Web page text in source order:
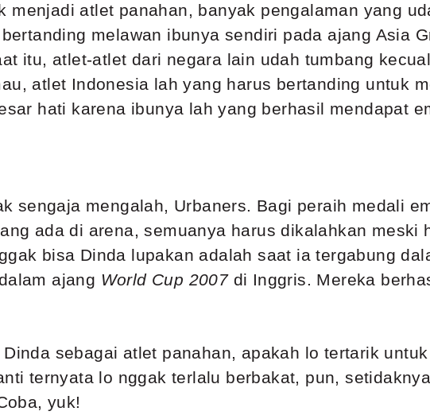
menjadi atlet panahan, banyak pengalaman yang
melawan ibunya sendiri pada ajang Asia
itu, atlet-atlet dari negara lain udah tumbang
atlet Indonesia lah yang harus bertanding untuk
hati karena ibunya lah yang berhasil mendapat
sengaja mengalah, Urbaners. Bagi peraih medali
ada di arena, semuanya harus dikalahkan meski
bisa Dinda lupakan adalah saat ia tergabung
ajang World Cup 2007 di Inggris. Mereka
sebagai atlet panahan, apakah lo tertarik
ternyata lo nggak terlalu berbakat, pun,
yuk!